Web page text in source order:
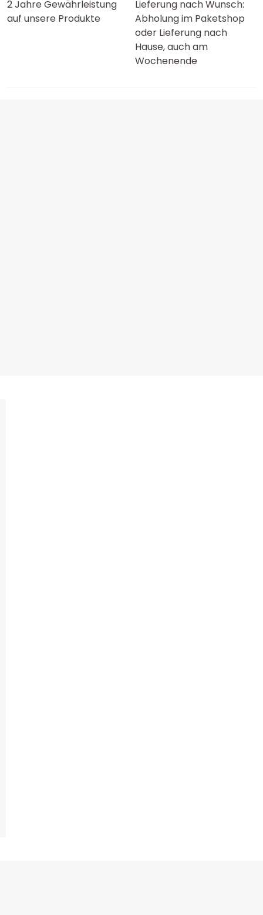
2 Jahre Gewährleistung
auf unsere Produkte
Lieferung nach Wunsch:
Abholung im Paketshop
oder Lieferung nach
Hause, auch am
Wochenende